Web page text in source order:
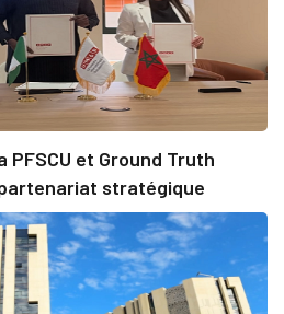
PFSCU et Ground Truth
stratégique